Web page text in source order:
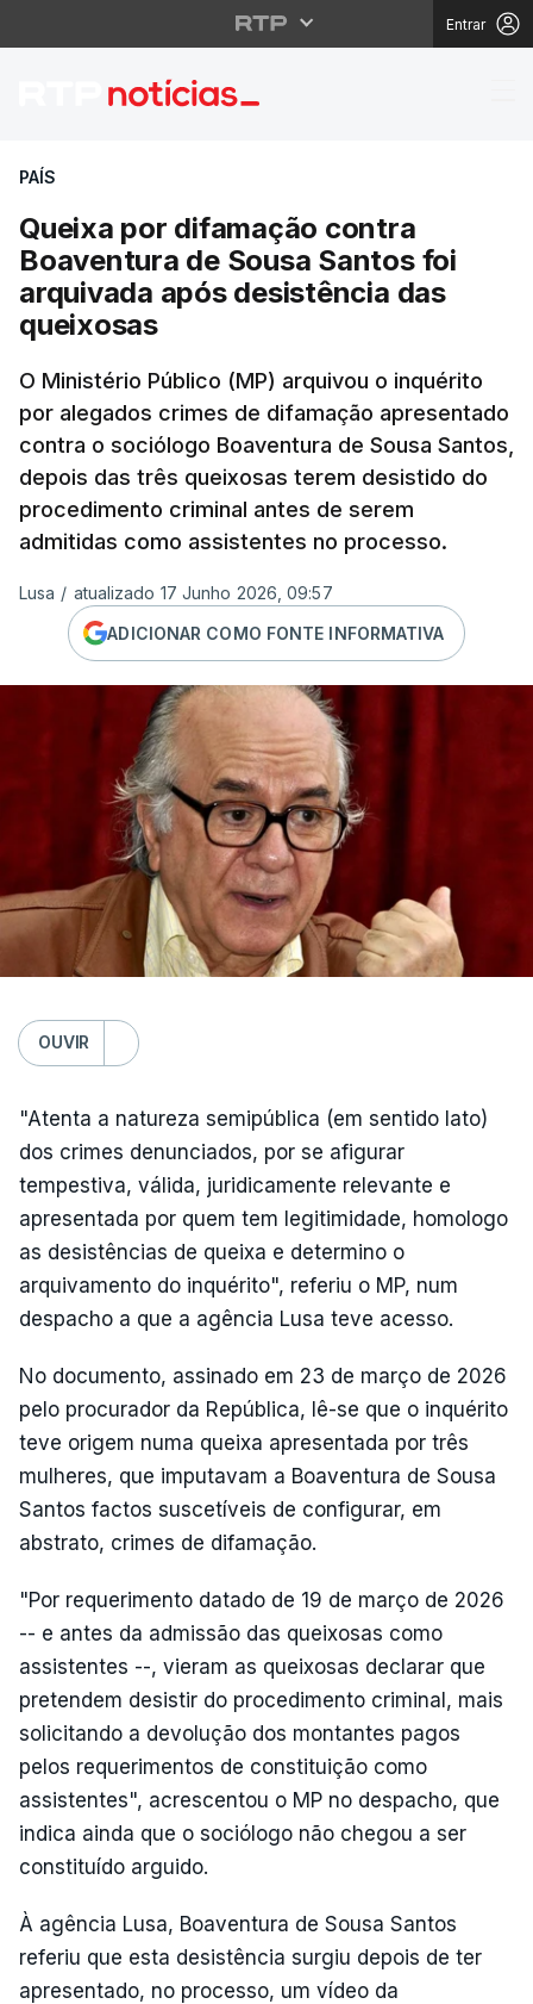
Entrar
Queixa por
PAÍS
Queixa por difamação contra
Boaventura de Sousa Santos foi
arquivada após desistência das
queixosas
O Ministério Público (MP) arquivou o inquérito
por alegados crimes de difamação apresentado
contra o sociólogo Boaventura de Sousa Santos,
depois das três queixosas terem desistido do
procedimento criminal antes de serem
admitidas como assistentes no processo.
Lusa / atualizado 17 Junho 2026, 09:57
ADICIONAR COMO FONTE INFORMATIVA
OUVIR
"Atenta a natureza semipública (em sentido lato)
dos crimes denunciados, por se afigurar
tempestiva, válida, juridicamente relevante e
apresentada por quem tem legitimidade, homologo
as desistências de queixa e determino o
arquivamento do inquérito", referiu o MP, num
despacho a que a agência Lusa teve acesso.
No documento, assinado em 23 de março de 2026
pelo procurador da República, lê-se que o inquérito
teve origem numa queixa apresentada por três
mulheres, que imputavam a Boaventura de Sousa
Santos factos suscetíveis de configurar, em
abstrato, crimes de difamação.
"Por requerimento datado de 19 de março de 2026
-- e antes da admissão das queixosas como
assistentes --, vieram as queixosas declarar que
pretendem desistir do procedimento criminal, mais
solicitando a devolução dos montantes pagos
pelos requerimentos de constituição como
assistentes", acrescentou o MP no despacho, que
indica ainda que o sociólogo não chegou a ser
constituído arguido.
À agência Lusa, Boaventura de Sousa Santos
referiu que esta desistência surgiu depois de ter
apresentado, no processo, um vídeo da